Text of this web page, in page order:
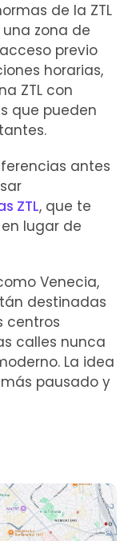
de la ZTL
zona de
previo
horarias,
ZTL con
que pueden
antes
ZTL, que te
lugar de
Venecia,
destinadas
centros
calles nunca
La idea
pausado y